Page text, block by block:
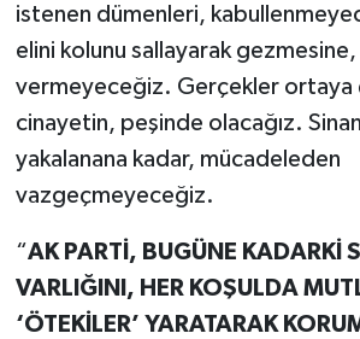
istenen dümenleri,
elini kolunu sallayarak gezmesine,
vermeyeceğiz. Gerçekler ortaya
cinayetin, peşinde olacağız.
yakalanana kadar, mücadeleden
vazgeçmeyeceğiz.
“AK PARTİ, BUGÜNE KADARKİ
VARLIĞINI, HER KOŞULDA
‘ÖTEKİLER’ YARATARAK